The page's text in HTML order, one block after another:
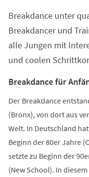
Breakdance unter
Breakdancer und
alle Jungen mit
und coolen
Breakdance für
Der Breakdance
(Bronx), von dort aus
Welt. In Deutschland
Beginn der 80er Jahre
setzte zu Beginn der
(New School). In